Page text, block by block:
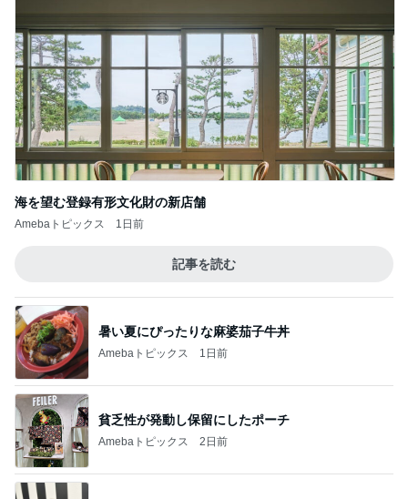
海を望む登録有形文化財の新店舗
Amebaトピックス 1日前
記事を読む
暑い夏にぴったりな麻婆茄子牛丼
Amebaトピックス 1日前
貧乏性が発動し保留にしたポーチ
Amebaトピックス 2日前